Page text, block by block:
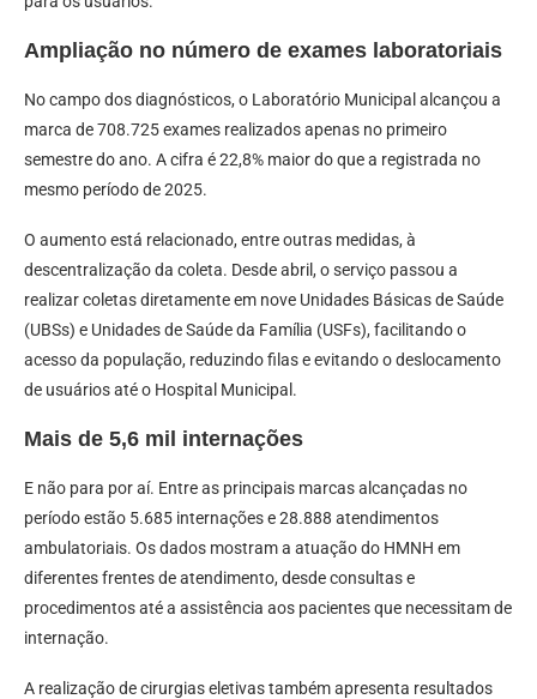
Ampliação no número de exames laboratoriais
No campo dos diagnósticos, o Laboratório Municipal alcançou a
marca de 708.725 exames realizados apenas no primeiro
semestre do ano. A cifra é 22,8% maior do que a registrada no
mesmo período de 2025.
O aumento está relacionado, entre outras medidas, à
descentralização da coleta. Desde abril, o serviço passou a
realizar coletas diretamente em nove Unidades Básicas de Saúde
(UBSs) e Unidades de Saúde da Família (USFs), facilitando o
acesso da população, reduzindo filas e evitando o deslocamento
de usuários até o Hospital Municipal.
Mais de 5,6 mil internações
E não para por aí. Entre as principais marcas alcançadas no
período estão 5.685 internações e 28.888 atendimentos
ambulatoriais. Os dados mostram a atuação do HMNH em
diferentes frentes de atendimento, desde consultas e
procedimentos até a assistência aos pacientes que necessitam de
internação.
A realização de cirurgias eletivas também apresenta resultados